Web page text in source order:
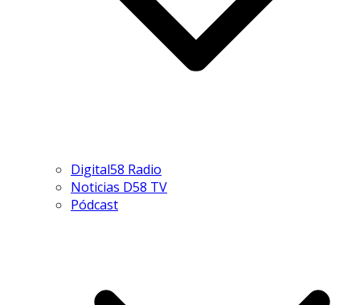
Digital58 Radio
Noticias D58 TV
Pódcast